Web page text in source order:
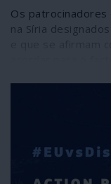
Os
na Síria